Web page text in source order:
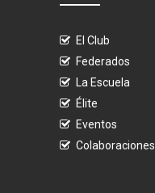
El Club
Federados
La Escuela
Élite
Eventos
Colaboraciones